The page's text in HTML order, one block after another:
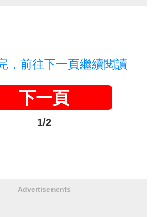
，前往下一頁繼續閱讀
下一頁
1/2
Advertisements